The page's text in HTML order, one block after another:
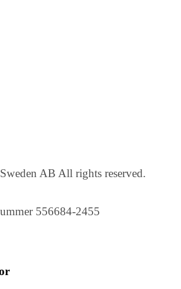
AB All rights reserved.
556684-2455